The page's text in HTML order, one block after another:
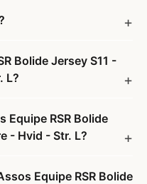
Bolide Jersey S11 -
L?
RSR Bolide
- Hvid - Str. L?
Equipe RSR Bolide